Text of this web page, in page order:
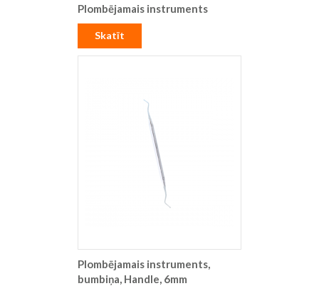
Plombējamais instruments
Skatīt
Plombējamais instruments,
bumbiņa, Handle, 6mm